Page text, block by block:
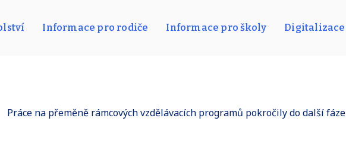
Informace pro rodiče Informace pro školy Digitalizace
Práce na přeměně rámcových vzdělávacích programů pokročily do další fáze